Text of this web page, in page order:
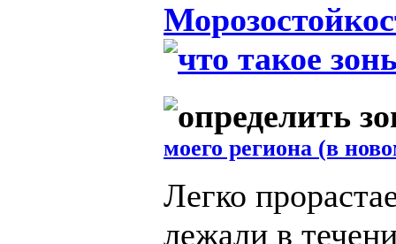
моего региона (в
Легко
лежали в